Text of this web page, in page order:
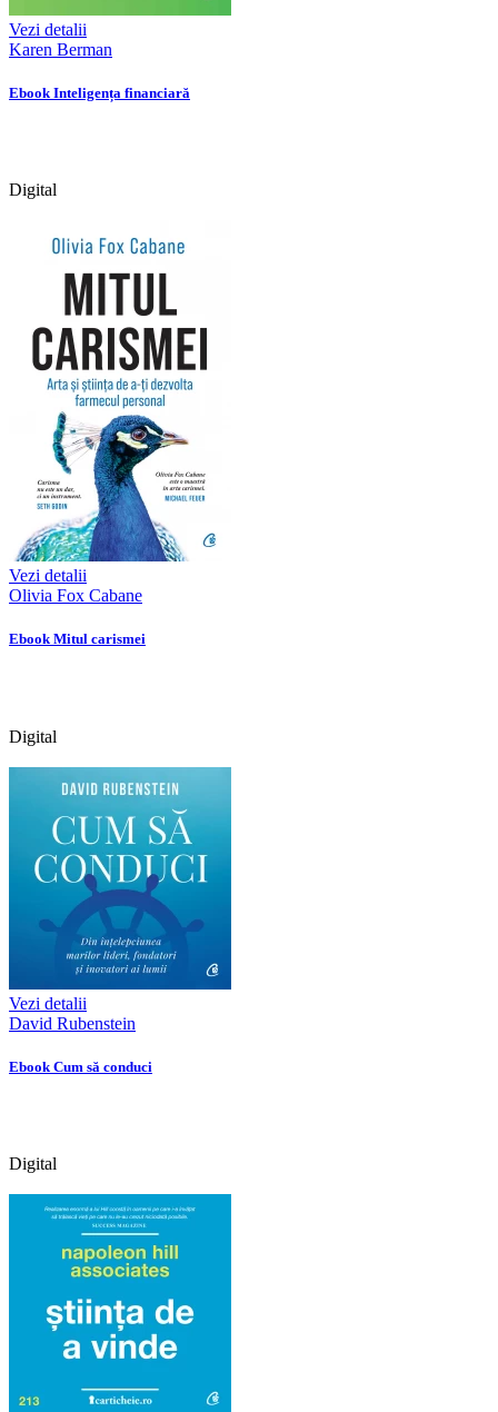
Vezi detalii
Karen Berman
Ebook Inteligența financiară
Digital
Vezi detalii
Olivia Fox Cabane
Ebook Mitul carismei
Digital
Vezi detalii
David Rubenstein
Ebook Cum să conduci
Digital